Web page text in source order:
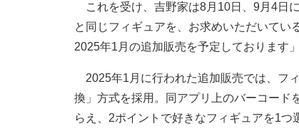
これを受け、吉野家は8月10日、9月4日
と同じフィギュアを、お求めいただいてい
2025年1月の追加販売を予定しております
2025年1月に行われた追加販売では、フ
換」方式を採用。同アプリ上のバーコード
らえ、2ポイントで好きなフィギュアを1